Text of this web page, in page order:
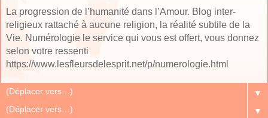
La progression de l’humanité dans l’Amour. Blog inter-
religieux rattaché à aucune religion, la réalité subtile de la
Vie. Numérologie le service qui vous est offert, vous donnez
selon votre ressenti
https://www.lesfleursdelesprit.net/p/numerologie.html
▼
▼